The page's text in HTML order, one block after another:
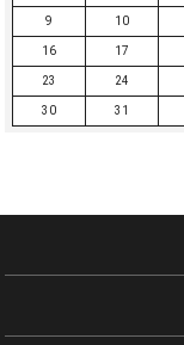
9 10
16 17
23 24
30 31